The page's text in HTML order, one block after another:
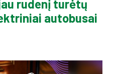
rudenį turėtų
autobusai